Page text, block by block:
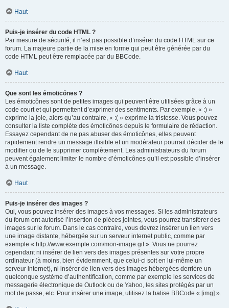
Haut
Puis-je insérer du code HTML ?
Par mesure de sécurité, il n’est pas possible d’insérer du code HTML sur ce
forum. La majeure partie de la mise en forme qui peut être générée par du
code HTML peut être remplacée par du BBCode.
Haut
Que sont les émoticônes ?
Les émoticônes sont de petites images qui peuvent être utilisées grâce à un
code court et qui permettent d’exprimer des sentiments. Par exemple, « :) »
exprime la joie, alors qu’au contraire, « :( » exprime la tristesse. Vous pouvez
consulter la liste complète des émoticônes depuis le formulaire de rédaction.
Essayez cependant de ne pas abuser des émoticônes, elles peuvent
rapidement rendre un message illisible et un modérateur pourrait décider de le
modifier ou de le supprimer complètement. Les administrateurs du forum
peuvent également limiter le nombre d’émoticônes qu’il est possible d’insérer
à un message.
Haut
Puis-je insérer des images ?
Oui, vous pouvez insérer des images à vos messages. Si les administrateurs
du forum ont autorisé l’insertion de pièces jointes, vous pourrez transférer des
images sur le forum. Dans le cas contraire, vous devrez insérer un lien vers
une image distante, hébergée sur un serveur internet public, comme par
exemple « http://www.exemple.com/mon-image.gif ». Vous ne pourrez
cependant ni insérer de lien vers des images présentes sur votre propre
ordinateur (à moins, bien évidemment, que celui-ci soit en lui-même un
serveur internet), ni insérer de lien vers des images hébergées derrière un
quelconque système d’authentification, comme par exemple les services de
messagerie électronique de Outlook ou de Yahoo, les sites protégés par un
mot de passe, etc. Pour insérer une image, utilisez la balise BBCode « [img] ».